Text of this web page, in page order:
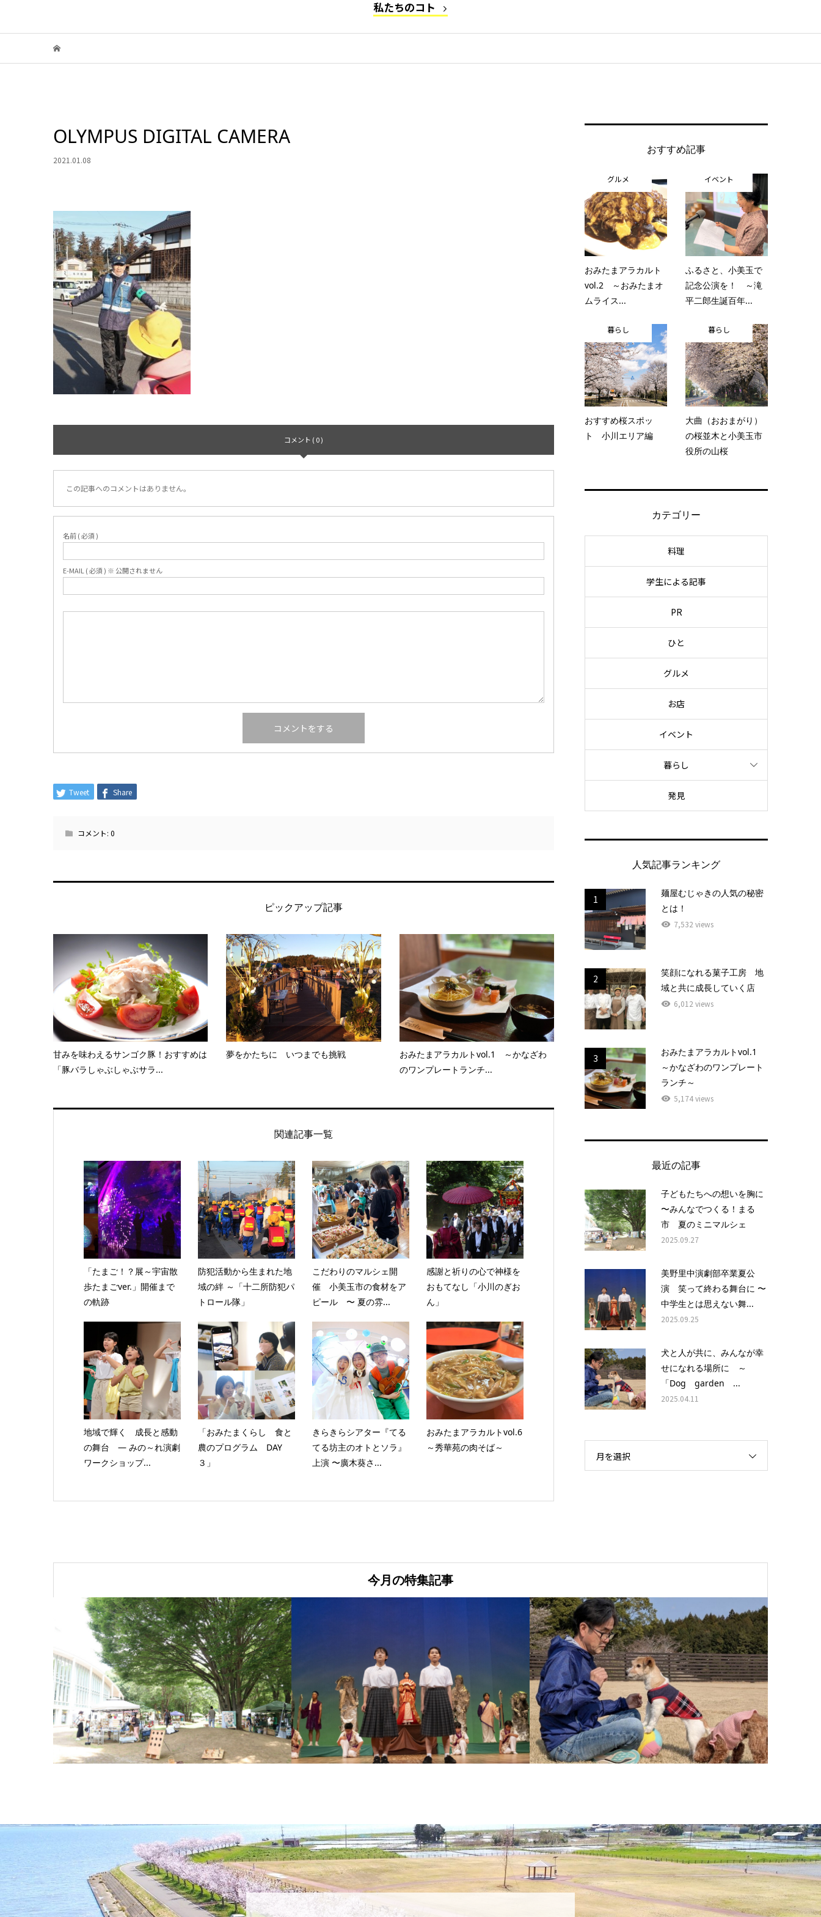
私たちのコト
OLYMPUS DIGITAL CAMERA
2021.01.08
コメント ( 0 )
この記事へのコメントはありません。
名前 ( 必須 )
E-MAIL ( 必須 ) ※ 公開されません
Tweet Share
コメント: 0
ピックアップ記事
甘みを味わえるサンゴク豚！おすすめは
「豚バラしゃぶしゃぶサラ...
夢をかたちに いつまでも挑戦
おみたまアラカルトvol.1 ～かなざわ
のワンプレートランチ...
関連記事一覧
「たまご！？展～宇宙散
歩たまごver.」開催まで
の軌跡
防犯活動から生まれた地
域の絆 ～「十二所防犯パ
トロール隊」
こだわりのマルシェ開
催 小美玉市の食材をア
ピール 〜 夏の雰...
感謝と祈りの心で神様を
おもてなし「小川のぎお
ん」
地域で輝く 成長と感動
の舞台 ― みの～れ演劇
ワークショップ...
「おみたまくらし 食と
農のプログラム DAY
３」
きらきらシアター『てる
てる坊主のオトとソラ』
上演 〜廣木葵さ...
おみたまアラカルトvol.6
～秀華苑の肉そば～
おすすめ記事
グルメ
おみたまアラカルト
vol.2 ～おみたまオ
ムライス...
イベント
ふるさと、小美玉で
記念公演を！ ～滝
平二郎生誕百年...
暮らし
おすすめ桜スポッ
ト 小川エリア編
暮らし
大曲（おおまがり）
の桜並木と小美玉市
役所の山桜
カテゴリー
料理
学生による記事
PR
ひと
グルメ
お店
イベント
暮らし
発見
人気記事ランキング
1
麺屋むじゃきの人気の秘密
とは！
7,532 views
2
笑顔になれる菓子工房 地
域と共に成長していく店
6,012 views
3
おみたまアラカルトvol.1
～かなざわのワンプレート
ランチ～
5,174 views
最近の記事
子どもたちへの想いを胸に
〜みんなでつくる！まる
市 夏のミニマルシェ
2025.09.27
美野里中演劇部卒業夏公
演 笑って終わる舞台に 〜
中学生とは思えない舞...
2025.09.25
犬と人が共に、みんなが幸
せになれる場所に ～
「Dog garden ...
2025.04.11
月を選択
今月の特集記事